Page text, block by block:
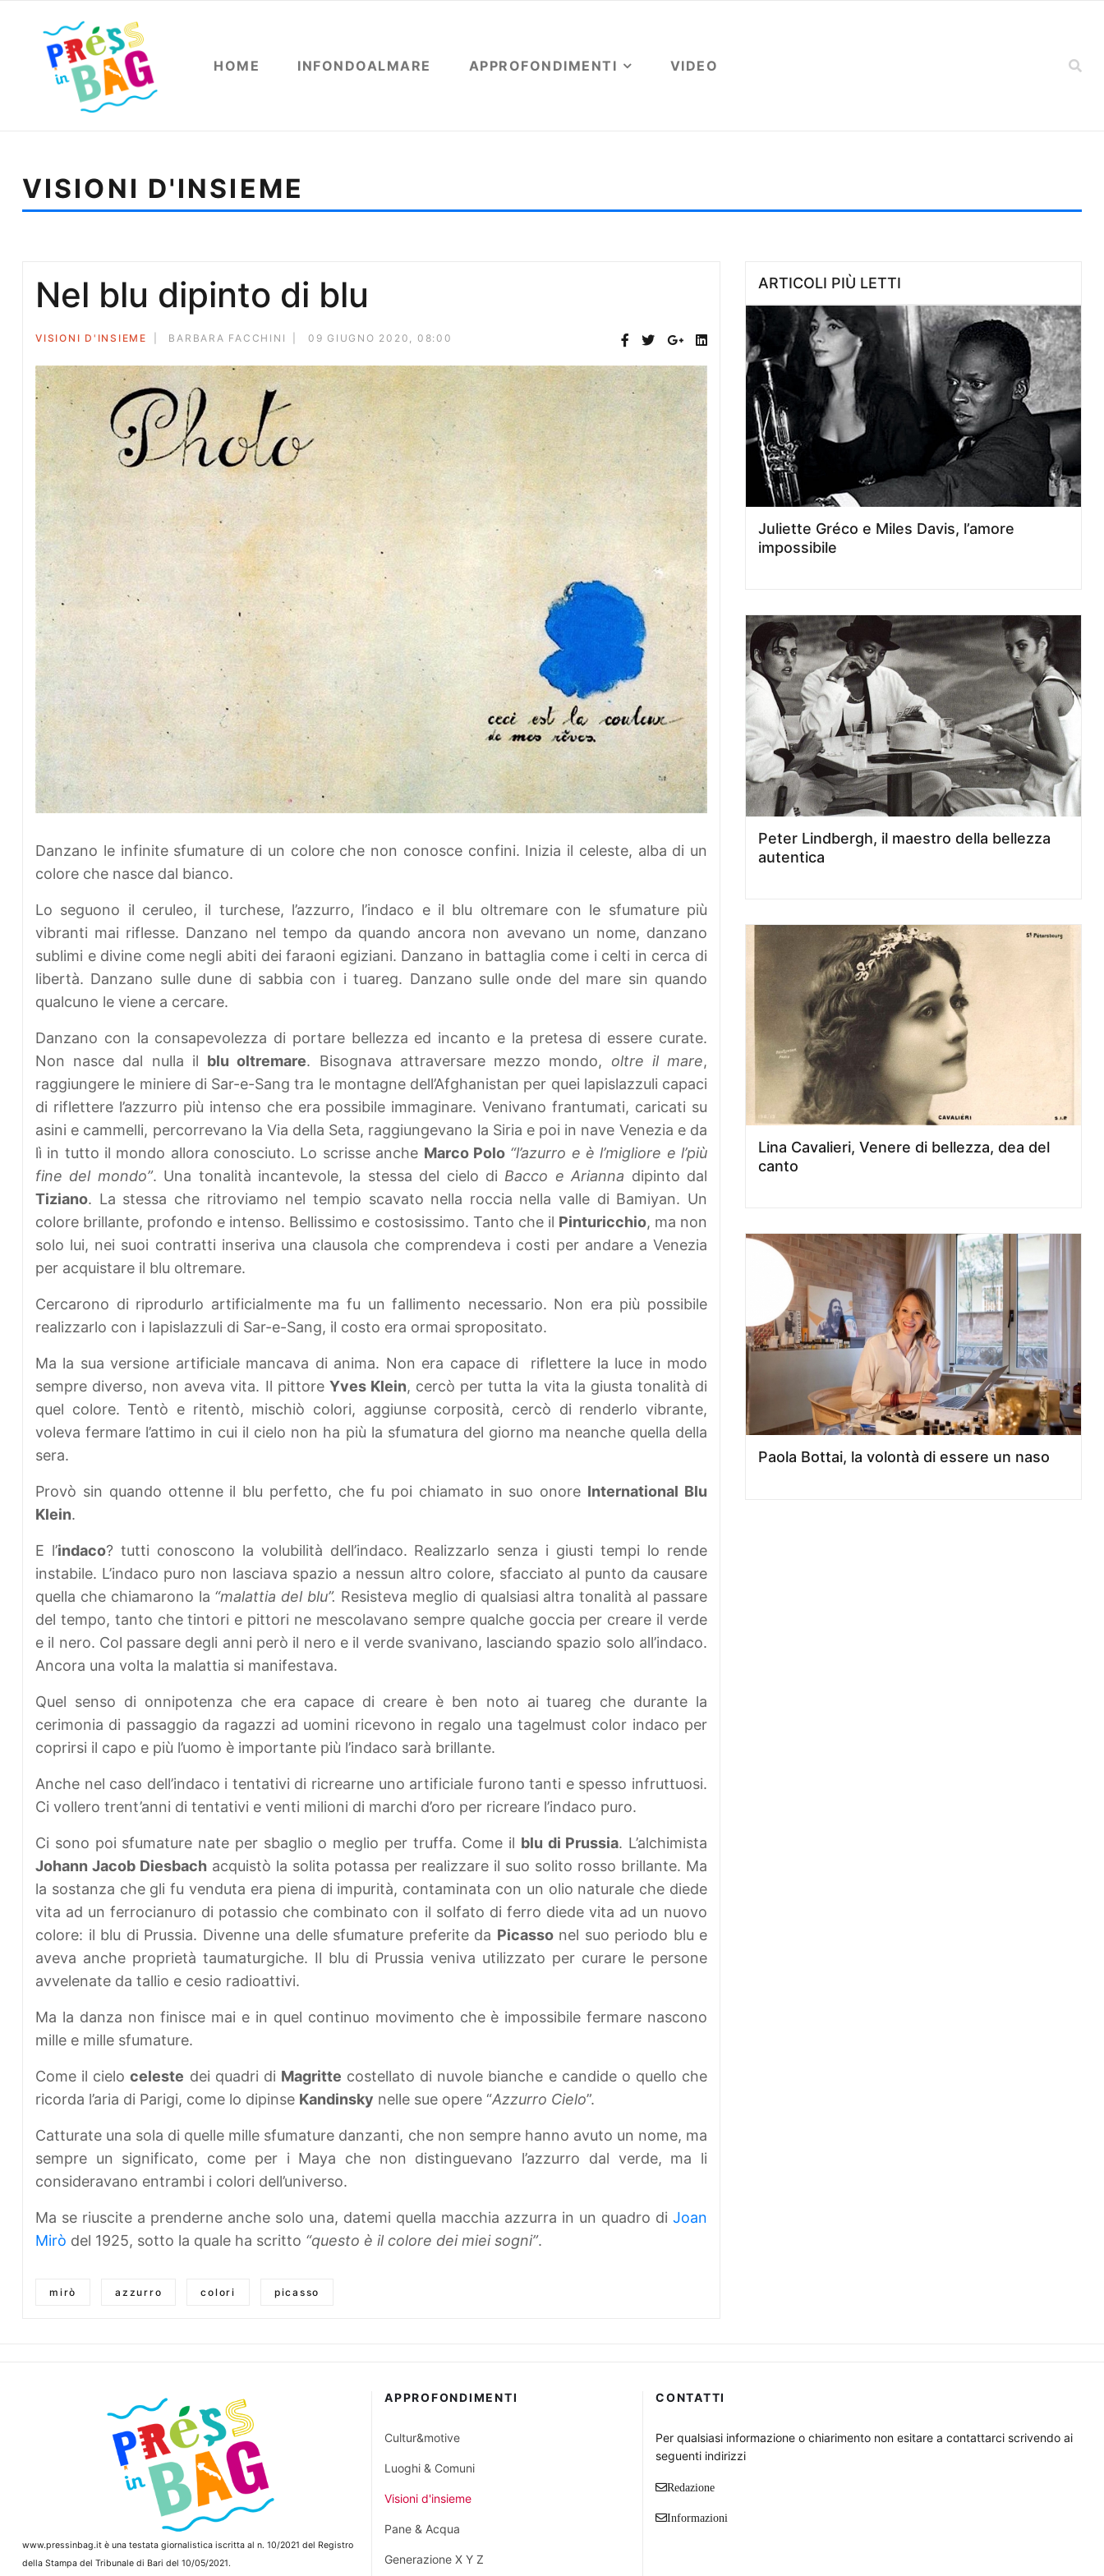
HOME INFONDOALMARE APPROFONDIMENTI VIDEO
VISIONI D'INSIEME
Nel blu dipinto di blu
VISIONI D'INSIEME BARBARA FACCHINI 09 GIUGNO 2020, 08:00
Danzano le infinite sfumature di un colore che non conosce confini. Inizia il celeste, alba di un
colore che nasce dal bianco.
Lo seguono il ceruleo, il turchese, l’azzurro, l’indaco e il blu oltremare con le sfumature più
vibranti mai riflesse. Danzano nel tempo da quando ancora non avevano un nome, danzano
sublimi e divine come negli abiti dei faraoni egiziani. Danzano in battaglia come i celti in cerca di
libertà. Danzano sulle dune di sabbia con i tuareg. Danzano sulle onde del mare sin quando
qualcuno le viene a cercare.
Danzano con la consapevolezza di portare bellezza ed incanto e la pretesa di essere curate.
Non nasce dal nulla il blu oltremare. Bisognava attraversare mezzo mondo, oltre il mare,
raggiungere le miniere di Sar-e-Sang tra le montagne dell’Afghanistan per quei lapislazzuli capaci
di riflettere l’azzurro più intenso che era possibile immaginare. Venivano frantumati, caricati su
asini e cammelli, percorrevano la Via della Seta, raggiungevano la Siria e poi in nave Venezia e da
lì in tutto il mondo allora conosciuto. Lo scrisse anche Marco Polo “l’azurro e è l’migliore e l’più
fine del mondo”. Una tonalità incantevole, la stessa del cielo diBacco e Arianna dipinto dal
Tiziano. La stessa che ritroviamo nel tempio scavato nella roccia nella valle di Bamiyan. Un
colore brillante, profondo e intenso. Bellissimo e costosissimo. Tanto che il Pinturicchio, ma non
solo lui, nei suoi contratti inseriva una clausola che comprendeva i costi per andare a Venezia
per acquistare il blu oltremare.
Cercarono di riprodurlo artificialmente ma fu un fallimento necessario. Non era più possibile
realizzarlo con i lapislazzuli di Sar-e-Sang, il costo era ormai spropositato.
Ma la sua versione artificiale mancava di anima. Non era capace di riflettere la luce in modo
sempre diverso, non aveva vita. Il pittore Yves Klein, cercò per tutta la vita la giusta tonalità di
quel colore. Tentò e ritentò, mischiò colori, aggiunse corposità, cercò di renderlo vibrante,
voleva fermare l’attimo in cui il cielo non ha più la sfumatura del giorno ma neanche quella della
sera.
Provò sin quando ottenne il blu perfetto, che fu poi chiamato in suo onore International Blu
Klein.
E l’indaco? tutti conoscono la volubilità dell’indaco. Realizzarlo senza i giusti tempi lo rende
instabile. L’indaco puro non lasciava spazio a nessun altro colore, sfacciato al punto da causare
quella che chiamarono la “malattia del blu”. Resisteva meglio di qualsiasi altra tonalità al passare
del tempo, tanto che tintori e pittori ne mescolavano sempre qualche goccia per creare il verde
e il nero. Col passare degli anni però il nero e il verde svanivano, lasciando spazio solo all’indaco.
Ancora una volta la malattia si manifestava.
Quel senso di onnipotenza che era capace di creare è ben noto ai tuareg che durante la
cerimonia di passaggio da ragazzi ad uomini ricevono in regalo una tagelmust color indaco per
coprirsi il capo e più l’uomo è importante più l’indaco sarà brillante.
Anche nel caso dell’indaco i tentativi di ricrearne uno artificiale furono tanti e spesso infruttuosi.
Ci vollero trent’anni di tentativi e venti milioni di marchi d’oro per ricreare l’indaco puro.
Ci sono poi sfumature nate per sbaglio o meglio per truffa. Come il blu di Prussia. L’alchimista
Johann Jacob Diesbachacquistò la solita potassa per realizzare il suo solito rosso brillante. Ma
la sostanza che gli fu venduta era piena di impurità, contaminata con un olio naturale che diede
vita ad un ferrocianuro di potassio che combinato con il solfato di ferro diede vita ad un nuovo
colore: il blu di Prussia. Divenne una delle sfumature preferite da Picassonel suo periodo blu e
aveva anche proprietà taumaturgiche. Il blu di Prussia veniva utilizzato per curare le persone
avvelenate da tallio e cesio radioattivi.
Ma la danza non finisce mai e in quel continuo movimento che è impossibile fermare nascono
mille e mille sfumature.
Come il cieloceleste dei quadri di Magritte costellato di nuvole bianche e candide o quello che
ricorda l’aria di Parigi, come lo dipinse Kandinsky nelle sue opere “Azzurro Cielo”.
Catturate una sola di quelle mille sfumature danzanti, che non sempre hanno avuto un nome, ma
sempre un significato, come per i Maya che non distinguevano l’azzurro dal verde, ma li
consideravano entrambi i colori dell’universo.
Ma se riuscite a prenderne anche solo una, datemi quella macchia azzurra in un quadro di Joan
Mirò del 1925, sotto la quale ha scritto “questo è il colore dei miei sogni”.
mirò azzurro colori picasso
ARTICOLI PIÙ LETTI
Juliette Gréco e Miles Davis, l’amore
impossibile
Peter Lindbergh, il maestro della bellezza
autentica
Lina Cavalieri, Venere di bellezza, dea del
canto
Paola Bottai, la volontà di essere un naso
www.pressinbag.it è una testata giornalistica iscritta al n. 10/2021 del Registro
della Stampa del Tribunale di Bari del 10/05/2021.
APPROFONDIMENTI
Cultur&motive
Luoghi & Comuni
Visioni d'insieme
Pane & Acqua
Generazione X Y Z
CONTATTI
Per qualsiasi informazione o chiarimento non esitare a contattarci scrivendo ai
seguenti indirizzi
Redazione
Informazioni